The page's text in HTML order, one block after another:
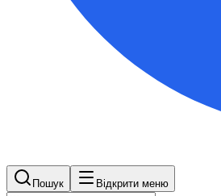
Пошук Відкрити меню